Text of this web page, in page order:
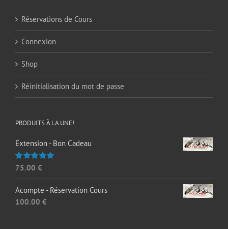
Réservations de Cours
Connexion
Shop
Réinitialisation du mot de passe
PRODUITS À LA UNE!
Extension - Bon Cadeau
Note5.00
75.00 €
Acompte - Réservation Cours
100.00 €